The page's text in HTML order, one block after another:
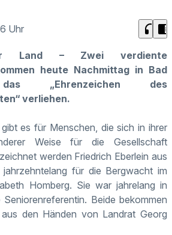
Uhr headphones chrome_reader_mode
Land – Zwei verdiente
heute Nachmittag in Bad
das „Ehrenzeichen des
verliehen.
es für Menschen, die sich in ihrer
Weise für die Gesellschaft
werden Friedrich Eberlein aus
jahrzehntelang für die Bergwacht im
Homberg. Sie war jahrelang in
Beide bekommen
den Händen von Landrat Georg